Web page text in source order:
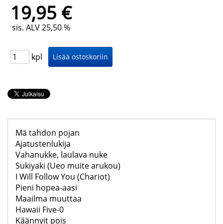
19,95 €
sis. ALV 25,50 %
kpl
Mä tahdon pojan
Ajatustenlukija
Vahanukke, laulava nuke
Sukiyaki (Ueo muite arukou)
I Will Follow You (Chariot)
Pieni hopea-aasi
Maailma muuttaa
Hawaii Five-0
Käännyit pois